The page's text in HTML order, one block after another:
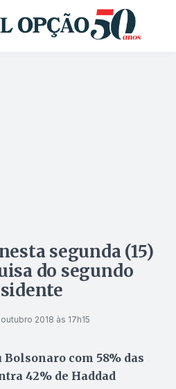
segunda (15)
do segundo
outubro 2018 às 17h15
com 58% das
42% de Haddad